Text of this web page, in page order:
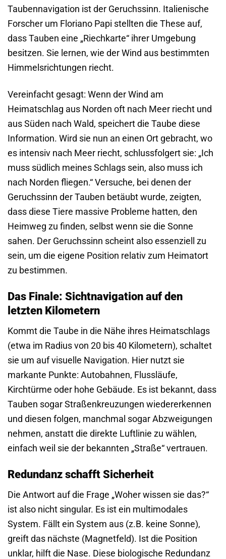
Taubennavigation ist der Geruchssinn. Italienische
Forscher um Floriano Papi stellten die These auf,
dass Tauben eine „Riechkarte“ ihrer Umgebung
besitzen. Sie lernen, wie der Wind aus bestimmten
Himmelsrichtungen riecht.
Vereinfacht gesagt: Wenn der Wind am
Heimatschlag aus Norden oft nach Meer riecht und
aus Süden nach Wald, speichert die Taube diese
Information. Wird sie nun an einen Ort gebracht, wo
es intensiv nach Meer riecht, schlussfolgert sie: „Ich
muss südlich meines Schlags sein, also muss ich
nach Norden fliegen.“ Versuche, bei denen der
Geruchssinn der Tauben betäubt wurde, zeigten,
dass diese Tiere massive Probleme hatten, den
Heimweg zu finden, selbst wenn sie die Sonne
sahen. Der Geruchssinn scheint also essenziell zu
sein, um die eigene Position relativ zum Heimatort
zu bestimmen.
Das Finale: Sichtnavigation auf den
letzten Kilometern
Kommt die Taube in die Nähe ihres Heimatschlags
(etwa im Radius von 20 bis 40 Kilometern), schaltet
sie um auf visuelle Navigation. Hier nutzt sie
markante Punkte: Autobahnen, Flussläufe,
Kirchtürme oder hohe Gebäude. Es ist bekannt, dass
Tauben sogar Straßenkreuzungen wiedererkennen
und diesen folgen, manchmal sogar Abzweigungen
nehmen, anstatt die direkte Luftlinie zu wählen,
einfach weil sie der bekannten „Straße“ vertrauen.
Redundanz schafft Sicherheit
Die Antwort auf die Frage „Woher wissen sie das?“
ist also nicht singular. Es ist ein multimodales
System. Fällt ein System aus (z.B. keine Sonne),
greift das nächste (Magnetfeld). Ist die Position
unklar, hilft die Nase. Diese biologische Redundanz